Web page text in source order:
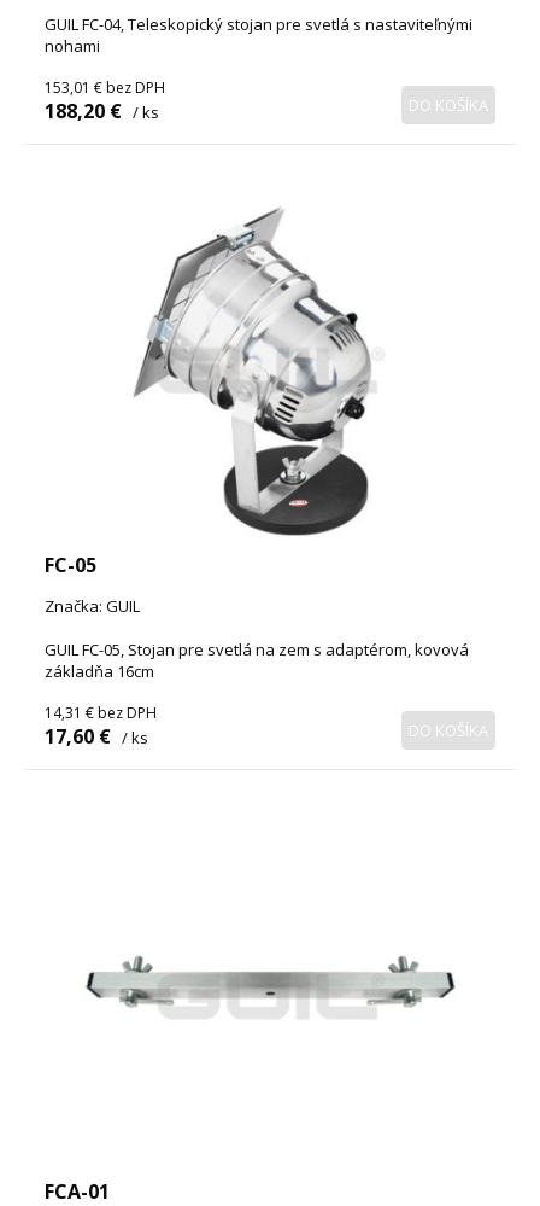
GUIL FC-04, Teleskopický stojan pre svetlá s nastaviteľnými
nohami
153,01 € bez DPH
188,20 € / ks DO KOŠÍKA
FC-05
Značka: GUIL
GUIL FC-05, Stojan pre svetlá na zem s adaptérom, kovová
základňa 16cm
14,31 € bez DPH
17,60 € / ks DO KOŠÍKA
FCA-01